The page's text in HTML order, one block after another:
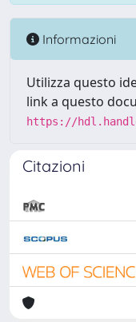
Informazioni
Utilizza questo
link a questo
https://
Citazioni